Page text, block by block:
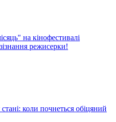
на кінофестивалі
режисерки!
коли почнеться обіцяний